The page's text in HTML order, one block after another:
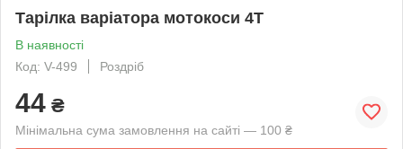
Тарілка варіатора мотокоси 4T
В наявності
Код: V-499
Роздріб
44 ₴
Мінімальна сума замовлення на сайті — 100 ₴